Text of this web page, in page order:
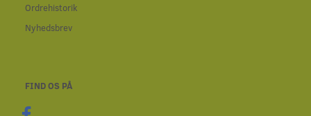
Ordrehistorik
Nyhedsbrev
FIND OS PÅ